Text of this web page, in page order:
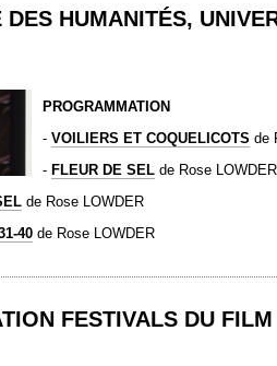
DES HUMANITÉS,
PROGRAMMATION
- VOILIERS ET COQUELICOTS de
- FLEUR DE SEL de Rose LOWDER
de Rose LOWDER
40 de Rose LOWDER
FESTIVALS DU